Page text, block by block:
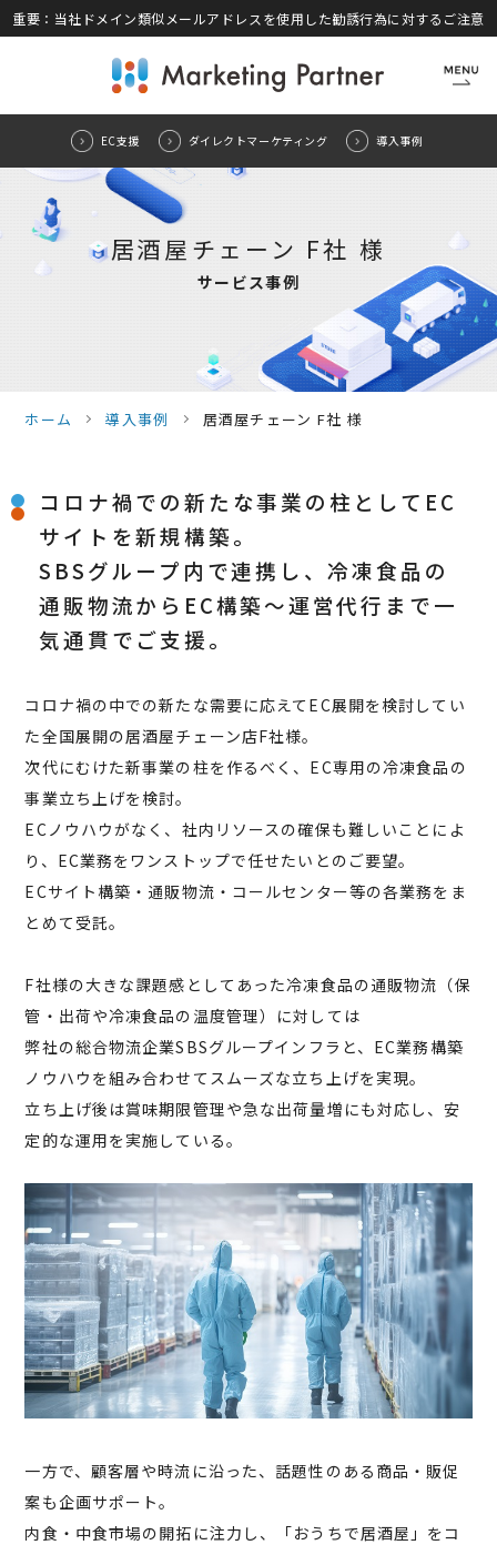
CLOSE
重要：当社ドメイン類似メールアドレスを使用した勧誘行為に対するご注意
EC支援 ダイレクトマーケティング 導入事例
居酒屋チェーン F社 様
サービス事例
ホーム 導入事例 居酒屋チェーン F社 様
コロナ禍での新たな事業の柱としてEC
サイトを新規構築。
SBSグループ内で連携し、冷凍食品の
通販物流からEC構築～運営代行まで一
気通貫でご支援。
コロナ禍の中での新たな需要に応えてEC展開を検討してい
た全国展開の居酒屋チェーン店F社様。
次代にむけた新事業の柱を作るべく、EC専用の冷凍食品の
事業立ち上げを検討。
ECノウハウがなく、社内リソースの確保も難しいことによ
り、EC業務をワンストップで任せたいとのご要望。
ECサイト構築・通販物流・コールセンター等の各業務をま
とめて受託。
F社様の大きな課題感としてあった冷凍食品の通販物流（保
管・出荷や冷凍食品の温度管理）に対しては
弊社の総合物流企業SBSグループインフラと、EC業務構築
ノウハウを組み合わせてスムーズな立ち上げを実現。
立ち上げ後は賞味期限管理や急な出荷量増にも対応し、安
定的な運用を実施している。
一方で、顧客層や時流に沿った、話題性のある商品・販促
案も企画サポート。
内食・中食市場の開拓に注力し、「おうちで居酒屋」をコ